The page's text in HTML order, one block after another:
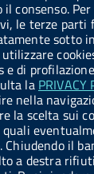
consenso.
le terze parti
sotto
utilizzare
e di
la PRIVACY
nella
la scelta sui
Chiudendo il
a destra
B
l
u
e
Y
o
u
t
l
a
b
e